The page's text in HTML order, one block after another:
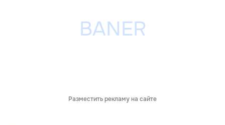
Разместить рекламу на сайте